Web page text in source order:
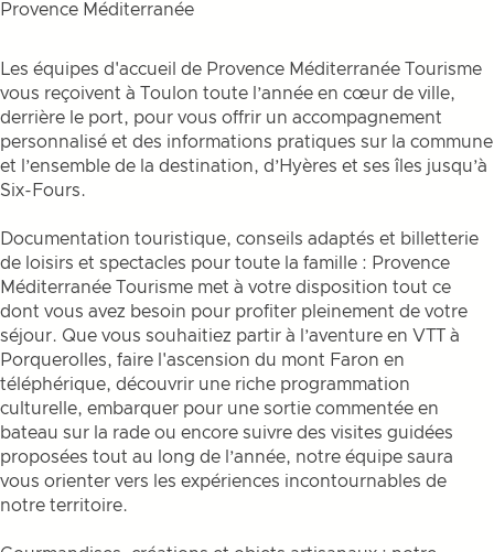
Provence Méditerranée
Les équipes d'accueil de Provence Méditerranée Tourisme
vous reçoivent à Toulon toute l’année en cœur de ville,
derrière le port, pour vous offrir un accompagnement
personnalisé et des informations pratiques sur la commune
et l’ensemble de la destination, d’Hyères et ses îles jusqu’à
Six-Fours.
Documentation touristique, conseils adaptés et billetterie
de loisirs et spectacles pour toute la famille : Provence
Méditerranée Tourisme met à votre disposition tout ce
dont vous avez besoin pour profiter pleinement de votre
séjour. Que vous souhaitiez partir à l’aventure en VTT à
Porquerolles, faire l'ascension du mont Faron en
téléphérique, découvrir une riche programmation
culturelle, embarquer pour une sortie commentée en
bateau sur la rade ou encore suivre des visites guidées
proposées tout au long de l’année, notre équipe saura
vous orienter vers les expériences incontournables de
notre territoire.